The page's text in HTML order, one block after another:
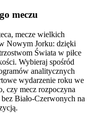
meczu
mecze wielkich
Nowym Jorku: dzięki
Świata w piłce
Wybieraj spośród
analitycznych
wydarzenie roku we
czy mecz rozpoczyna
Biało-Czerwonych na